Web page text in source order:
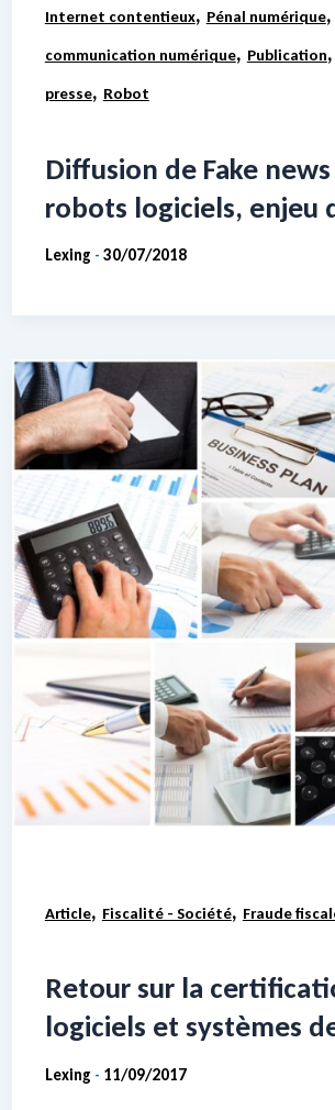
Internet contentieux, Pénal numérique,
communication numérique, Publication,
presse, Robot
Diffusion de Fake
robots logiciels, enjeu
Lexing - 30/07/2018
Article, Fiscalité - Société, Fraude
Retour sur la
logiciels et systèmes
Lexing - 11/09/2017